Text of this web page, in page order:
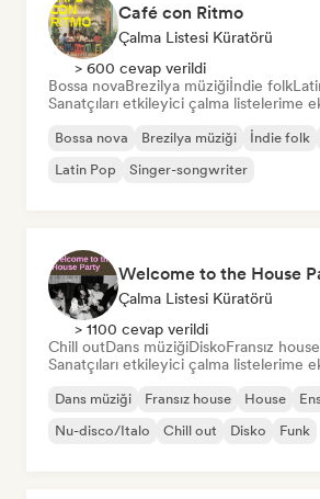
Café con Ritmo
Çalma Listesi Küratörü
> 600 cevap verildi
Bossa novaBrezilya müziğiİndie folk
Sanatçıları etkileyici çalma listelerime
Bossa nova Brezilya müziği İndie folk
Latin Pop
Singer-songwriter
Welcome to the House
Çalma Listesi Küratörü
> 1100 cevap verildi
Chill outDans müziğiDiskoFransız house
Sanatçıları etkileyici çalma listelerime
Dans müziği Fransız house House
Nu-disco/Italo
Chill out Disko Funk